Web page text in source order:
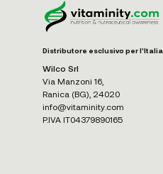
Distributore esclusivo per l'Italia
Wilco Srl
Via Manzoni 16,
Ranica (BG), 24020
info@vitaminity.com
P.IVA IT04379890165